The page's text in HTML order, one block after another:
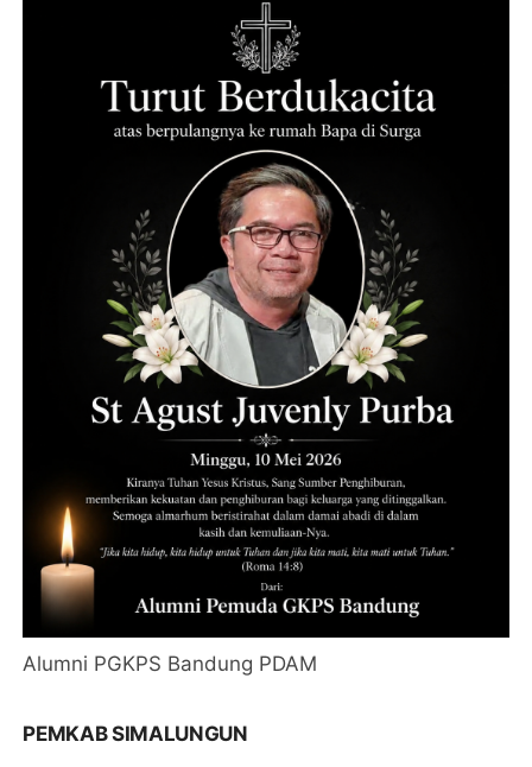
Alumni PGKPS Bandung PDAM
PEMKAB SIMALUNGUN